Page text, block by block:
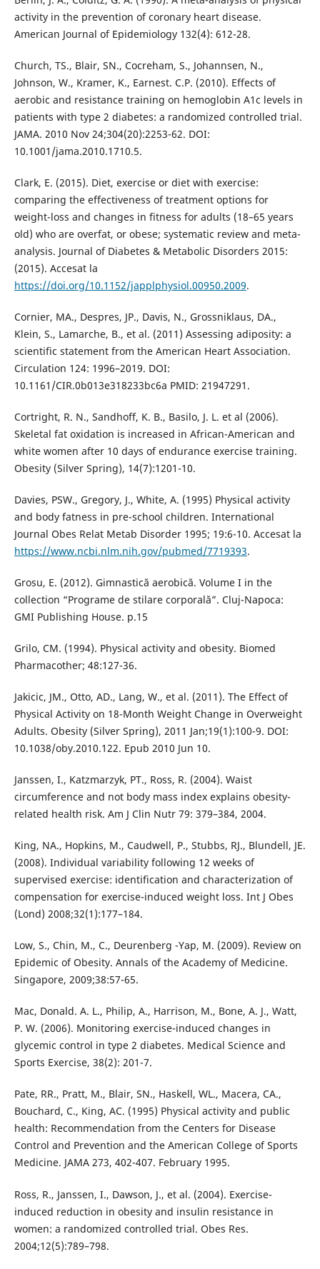
activity in the prevention of coronary heart disease.
American Journal of Epidemiology 132(4): 612-28.
Church, TS., Blair, SN., Cocreham, S., Johannsen, N.,
Johnson, W., Kramer, K., Earnest. C.P. (2010). Effects of
aerobic and resistance training on hemoglobin A1c levels in
patients with type 2 diabetes: a randomized controlled trial.
JAMA. 2010 Nov 24;304(20):2253-62. DOI:
10.1001/jama.2010.1710.5.
Clark, E. (2015). Diet, exercise or diet with exercise:
comparing the effectiveness of treatment options for
weight-loss and changes in fitness for adults (18–65 years
old) who are overfat, or obese; systematic review and meta-
analysis. Journal of Diabetes & Metabolic Disorders 2015:
(2015). Accesat la
https://doi.org/10.1152/japplphysiol.00950.2009.
Cornier, MA., Despres, JP., Davis, N., Grossniklaus, DA.,
Klein, S., Lamarche, B., et al. (2011) Assessing adiposity: a
scientific statement from the American Heart Association.
Circulation 124: 1996–2019. DOI:
10.1161/CIR.0b013e318233bc6a PMID: 21947291.
Cortright, R. N., Sandhoff, K. B., Basilo, J. L. et al (2006).
Skeletal fat oxidation is increased in African-American and
white women after 10 days of endurance exercise training.
Obesity (Silver Spring), 14(7):1201-10.
Davies, PSW., Gregory, J., White, A. (1995) Physical activity
and body fatness in pre-school children. International
Journal Obes Relat Metab Disorder 1995; 19:6-10. Accesat la
https://www.ncbi.nlm.nih.gov/pubmed/7719393.
Grosu, E. (2012). Gimnastică aerobică. Volume I in the
collection “Programe de stilare corporală”. Cluj-Napoca:
GMI Publishing House. p.15
Grilo, CM. (1994). Physical activity and obesity. Biomed
Pharmacother; 48:127-36.
Jakicic, JM., Otto, AD., Lang, W., et al. (2011). The Effect of
Physical Activity on 18-Month Weight Change in Overweight
Adults. Obesity (Silver Spring), 2011 Jan;19(1):100-9. DOI:
10.1038/oby.2010.122. Epub 2010 Jun 10.
Janssen, I., Katzmarzyk, PT., Ross, R. (2004). Waist
circumference and not body mass index explains obesity-
related health risk. Am J Clin Nutr 79: 379–384, 2004.
King, NA., Hopkins, M., Caudwell, P., Stubbs, RJ., Blundell, JE.
(2008). Individual variability following 12 weeks of
supervised exercise: identification and characterization of
compensation for exercise-induced weight loss. Int J Obes
(Lond) 2008;32(1):177–184.
Low, S., Chin, M., C., Deurenberg -Yap, M. (2009). Review on
Epidemic of Obesity. Annals of the Academy of Medicine.
Singapore, 2009;38:57-65.
Mac, Donald. A. L., Philip, A., Harrison, M., Bone, A. J., Watt,
P. W. (2006). Monitoring exercise-induced changes in
glycemic control in type 2 diabetes. Medical Science and
Sports Exercise, 38(2): 201-7.
Pate, RR., Pratt, M., Blair, SN., Haskell, WL., Macera, CA.,
Bouchard, C., King, AC. (1995) Physical activity and public
health: Recommendation from the Centers for Disease
Control and Prevention and the American College of Sports
Medicine. JAMA 273, 402-407. February 1995.
Ross, R., Janssen, I., Dawson, J., et al. (2004). Exercise-
induced reduction in obesity and insulin resistance in
women: a randomized controlled trial. Obes Res.
2004;12(5):789–798.